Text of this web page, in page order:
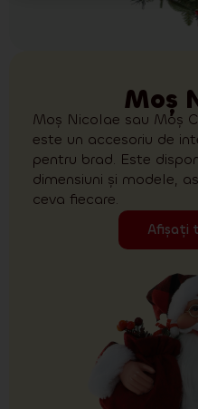
Moș
Moș Nicolae sau Moș
este un accesoriu de
pentru brad. Este
dimensiuni și modele,
ceva fiecare.
Afișați